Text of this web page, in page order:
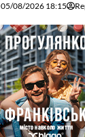
05/08/2026 18:15